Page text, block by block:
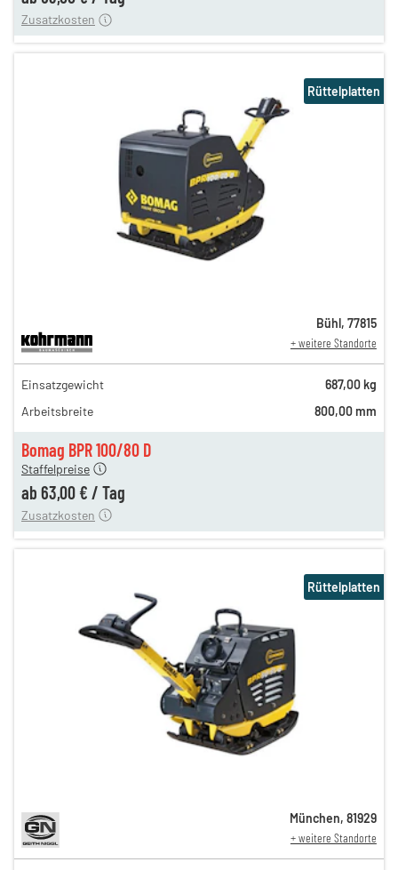
Zusatzkosten
Bomag BPR 100/80 D
108,00 €
89,00 €
75,00 €
Staffelpreise
ab 63,00 € / Tag
12,00 €
Zusatzkosten
Rüttelplatten
Bühl, 77815
+ weitere Standorte
Einsatzgewicht
687,00 kg
Arbeitsbreite
800,00 mm
Rüttelplatten
München, 81929
+ weitere Standorte